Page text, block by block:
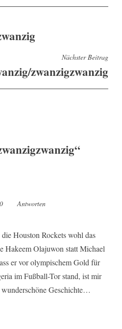
Nächster Beitrag
zwanzigzwanzig
“
7:19
Antworten
Houston Rockets wohl das
Hakeem Olajuwon statt Michael
er vor olympischem Gold für
im Fußball-Tor stand, ist mir
Geschichte…